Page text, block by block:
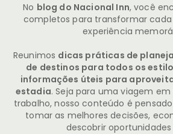
No blog do Nacional Inn, você
completos para transformar
experiência
Reunimos dicas práticas de
de destinos para todos os
informações úteis para
estadia. Seja para uma viagem
trabalho, nosso conteúdo é
tomar as melhores decisões,
descobrir oportunidades